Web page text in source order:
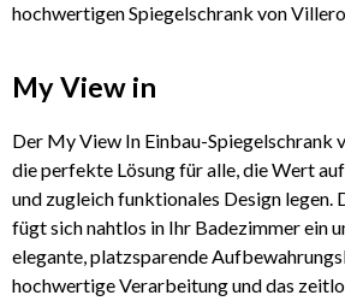
hochwertigen Spiegelschrank von
My View in
Der My View In Einbau-Spiegelschrank
die perfekte Lösung für alle, die Wert
und zugleich funktionales Design legen.
fügt sich nahtlos in Ihr Badezimmer ein
elegante, platzsparende
hochwertige Verarbeitung und das